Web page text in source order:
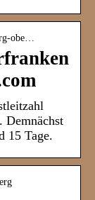
obe…
Demnächst
15 Tage.